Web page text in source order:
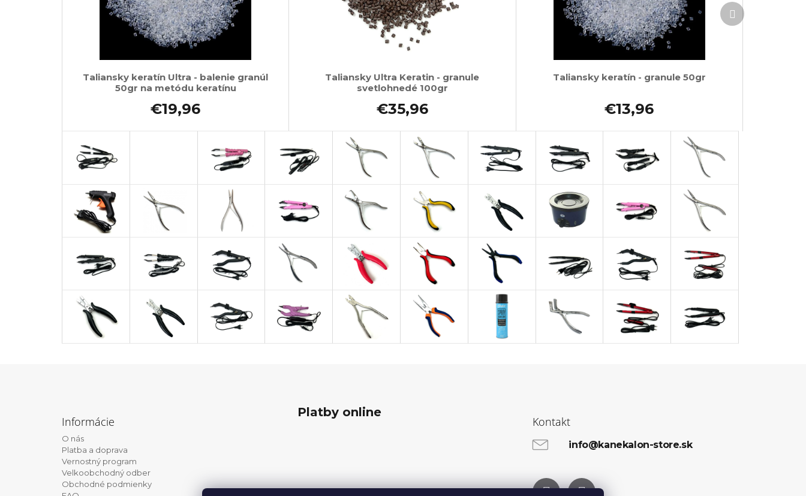
Taliansky keratín Ultra - balenie granúl
50gr na metódu keratínu
€19,96
Taliansky Ultra Keratin - granule
svetlohnedé 100gr
€35,96
Taliansky keratín - granule 50gr
€13,96
Ďalší
produkt
Informácie
O nás
Platba a doprava
Vernostný program
Velkoobchodný odber
Obchodné podmienky
Platby online
Kontakt
info@kanekalon-store.sk